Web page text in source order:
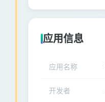
应用信息
应用名称
开发者